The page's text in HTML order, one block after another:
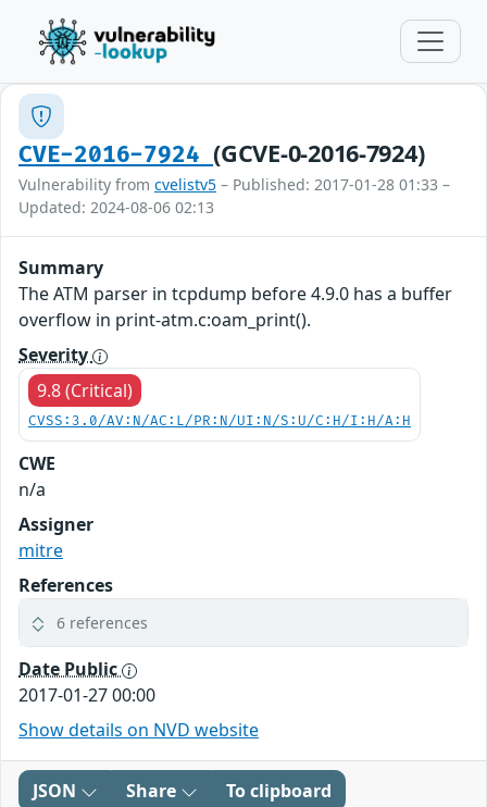
CVE-2016-7924(GCVE-0-2016-7924)
Vulnerability from cvelistv5 – Published: 2017-01-28 01:33 –
Updated: 2024-08-06 02:13
Summary
The ATM parser in tcpdump before 4.9.0 has a buffer
overflow in print-atm.c:oam_print().
Severity
9.8 (Critical)
CVSS:3.0/AV:N/AC:L/PR:N/UI:N/S:U/C:H/I:H/A:H
CWE
n/a
Assigner
mitre
References
6 references
Date Public
2017-01-27 00:00
Show details on NVD website
JSON Share To clipboard